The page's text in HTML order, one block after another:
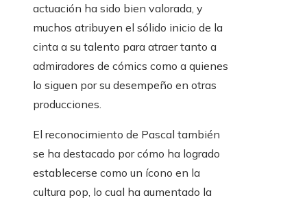
actuación ha sido bien valorada, y
muchos atribuyen el sólido inicio de la
cinta a su talento para atraer tanto a
admiradores de cómics como a quienes
lo siguen por su desempeño en otras
producciones.
El reconocimiento de Pascal también
se ha destacado por cómo ha logrado
establecerse como un ícono en la
cultura pop, lo cual ha aumentado la